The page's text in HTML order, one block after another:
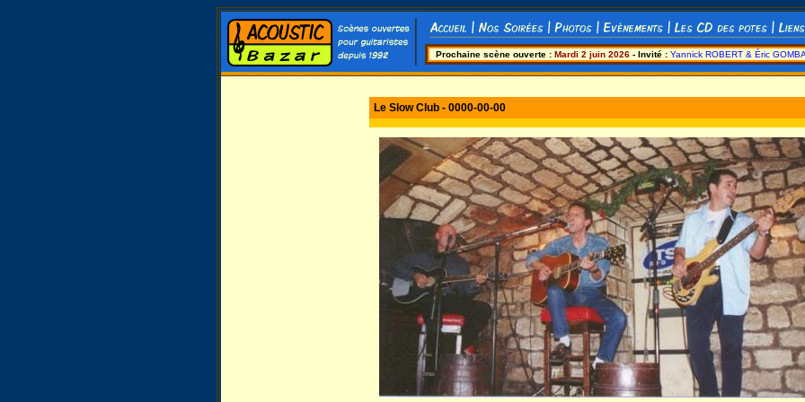
Prochaine scène ouverte : Mardi 2 juin 2026 - Invité : Yannick ROBERT & Éric
Le Slow Club - 0000-00-00